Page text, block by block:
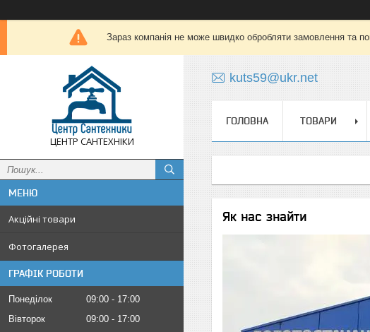
Зараз компанія не може швидко обробляти замовлення та
ЦЕНТР САНТЕХНІКИ
Акційні товари
Фотогалерея
ГРАФІК РОБОТИ
Понеділок 09:00
17:00
Вівторок
09:00
17:00
kuts59@ukr.net
ГОЛОВНА ТОВАРИ
Як нас знайти